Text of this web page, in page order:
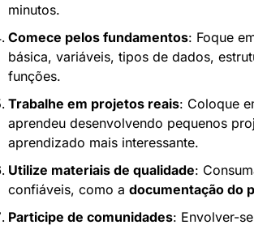
minutos.
Comece pelos fundamentos: Foque
básica, variáveis, tipos de dados,
funções.
Trabalhe em projetos reais: Coloque
aprendeu desenvolvendo pequenos
aprendizado mais interessante.
Utilize materiais de qualidade:
confiáveis, como a documentação do
Participe de comunidades: Envolver-